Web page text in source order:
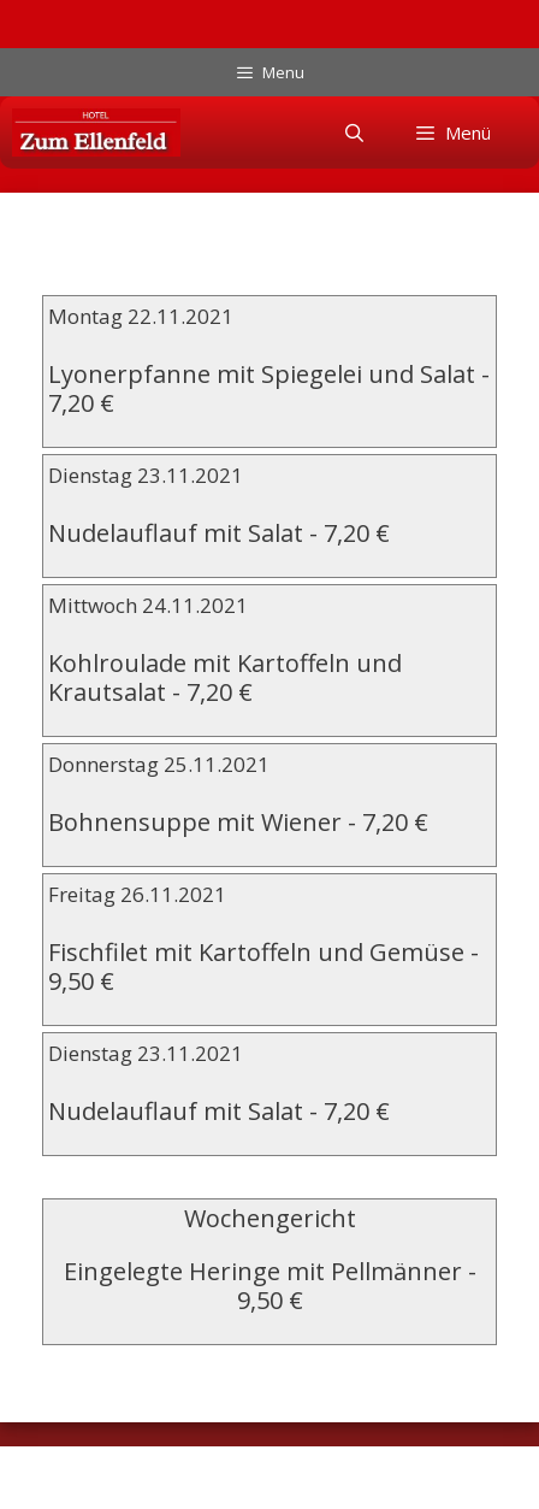
Inhalt
springen
Menu
Skip
content
Menü
Montag 22.11.2021
Lyonerpfanne mit Spiegelei und Salat -
7,20 €
Dienstag 23.11.2021
Nudelauflauf mit Salat - 7,20 €
Mittwoch 24.11.2021
Kohlroulade mit Kartoffeln und
Krautsalat - 7,20 €
Donnerstag 25.11.2021
Bohnensuppe mit Wiener - 7,20 €
Freitag 26.11.2021
Fischfilet mit Kartoffeln und Gemüse -
9,50 €
Dienstag 23.11.2021
Nudelauflauf mit Salat - 7,20 €
Wochengericht
Eingelegte Heringe mit Pellmänner-
9,50 €